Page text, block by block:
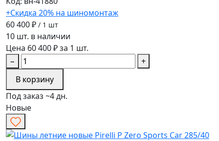
+Скидка 20% на шиномонтаж
60 400 ₽ / 1 шт
10 шт. в наличии
Цена 60 400 ₽ за 1 шт.
−
+
В корзину
Под заказ ~4 дн.
Новые